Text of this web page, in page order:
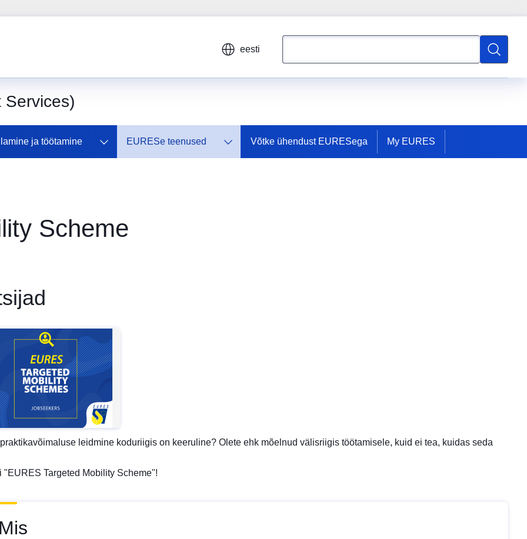
eesti
Otsing
Services)
ja töötamine EURESe teenused Võtke ühendust EURESega My EURES
Scheme
leidmine koduriigis on keeruline? Olete ehk mõelnud välisriigis töötamisele, kuid ei tea, kuidas seda
"EURES Targeted Mobility Scheme"!